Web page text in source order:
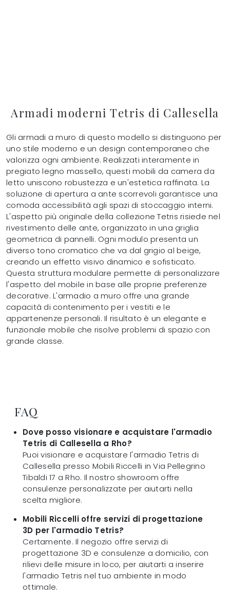
Armadi moderni Tetris di Callesella
Gli armadi a muro di questo modello si distinguono per
uno stile moderno e un design contemporaneo che
valorizza ogni ambiente. Realizzati interamente in
pregiato legno massello, questi mobili da camera da
letto uniscono robustezza e un'estetica raffinata. La
soluzione di apertura a ante scorrevoli garantisce una
comoda accessibilità agli spazi di stoccaggio interni.
L'aspetto più originale della collezione Tetris risiede nel
rivestimento delle ante, organizzato in una griglia
geometrica di pannelli. Ogni modulo presenta un
diverso tono cromatico che va dal grigio al beige,
creando un effetto visivo dinamico e sofisticato.
Questa struttura modulare permette di personalizzare
l'aspetto del mobile in base alle proprie preferenze
decorative. L'armadio a muro offre una grande
capacità di contenimento per i vestiti e le
appartenenze personali. Il risultato è un elegante e
funzionale mobile che risolve problemi di spazio con
grande classe.
FAQ
Dove posso visionare e acquistare l'armadio
Tetris di Callesella a Rho?
Puoi visionare e acquistare l'armadio Tetris di
Callesella presso Mobili Riccelli in Via Pellegrino
Tibaldi 17 a Rho. Il nostro showroom offre
consulenze personalizzate per aiutarti nella
scelta migliore.
Mobili Riccelli offre servizi di progettazione
3D per l'armadio Tetris?
Certamente. Il negozio offre servizi di
progettazione 3D e consulenze a domicilio, con
rilievi delle misure in loco, per aiutarti a inserire
l'armadio Tetris nel tuo ambiente in modo
ottimale.